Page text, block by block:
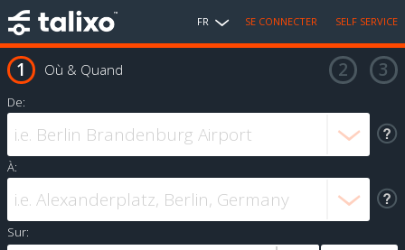
FR SE CONNECTER SELF SERVICE
Où & Quand
De:
À:
Sur: